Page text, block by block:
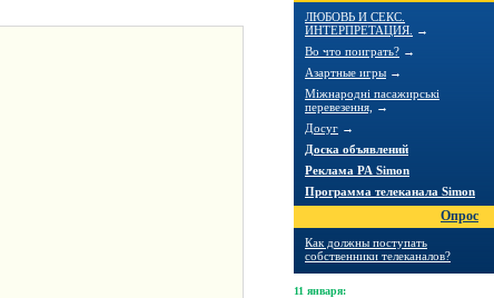
ЛЮБОВЬ И СЕКС.
ИНТЕРПРЕТАЦИЯ.
→
Во что поиграть? →
Азартные игры →
Міжнародні пасажирські
перевезення,
→
Досуг →
Доска объявлений
Реклама РА Simon
Программа телеканала Simon
Опрос
Как должны поступать
собственники телеканалов?
11 января: